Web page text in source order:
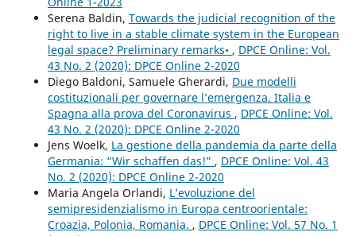
Serena Baldin, Towards the judicial recognition of the
right to live in a stable climate system in the European
legal space? Preliminary remarks• , DPCE Online: Vol.
43 No. 2 (2020): DPCE Online 2-2020
Diego Baldoni, Samuele Gherardi, Due modelli
costituzionali per governare l’emergenza. Italia e
Spagna alla prova del Coronavirus , DPCE Online: Vol.
43 No. 2 (2020): DPCE Online 2-2020
Jens Woelk, La gestione della pandemia da parte della
Germania: “Wir schaffen das!” , DPCE Online: Vol. 43
No. 2 (2020): DPCE Online 2-2020
Maria Angela Orlandi, L’evoluzione del
semipresidenzialismo in Europa centroorientale:
Croazia, Polonia, Romania. , DPCE Online: Vol. 57 No. 1